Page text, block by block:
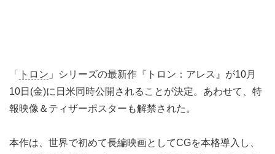
「 トロン 」シリーズの最新作『トロン：アレス』が10月
10日(金)に日米同時公開されることが決定。あわせて、特
報映像＆ティザーポスターも解禁された。
本作は、世界で初めて長編映画としてCGを本格導入し、